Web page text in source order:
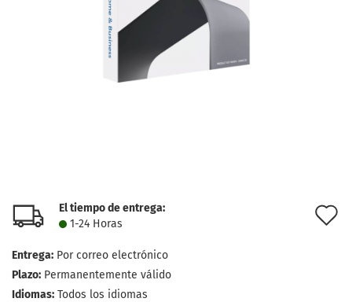
El tiempo de entrega:
1-24 Horas
Entrega: Por correo electrónico
Plazo: Permanentemente válido
Idiomas: Todos los idiomas